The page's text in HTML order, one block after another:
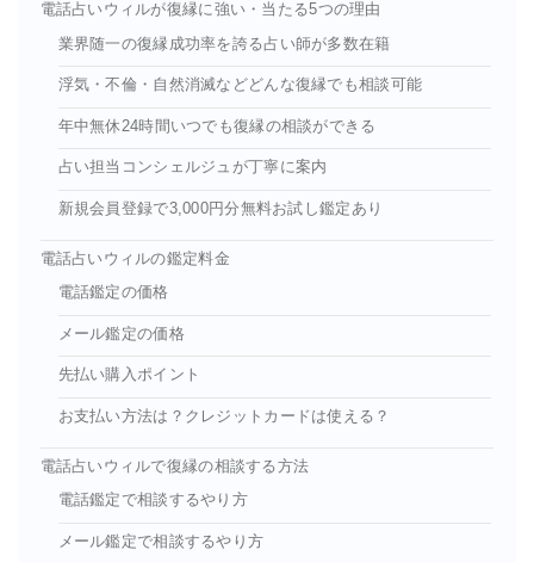
電話占いウィルが復縁に強い・当たる5つの理由
業界随一の復縁成功率を誇る占い師が多数在籍
浮気・不倫・自然消滅などどんな復縁でも相談可能
年中無休24時間いつでも復縁の相談ができる
占い担当コンシェルジュが丁寧に案内
新規会員登録で3,000円分無料お試し鑑定あり
電話占いウィルの鑑定料金
電話鑑定の価格
メール鑑定の価格
先払い購入ポイント
お支払い方法は？クレジットカードは使える？
電話占いウィルで復縁の相談する方法
電話鑑定で相談するやり方
メール鑑定で相談するやり方